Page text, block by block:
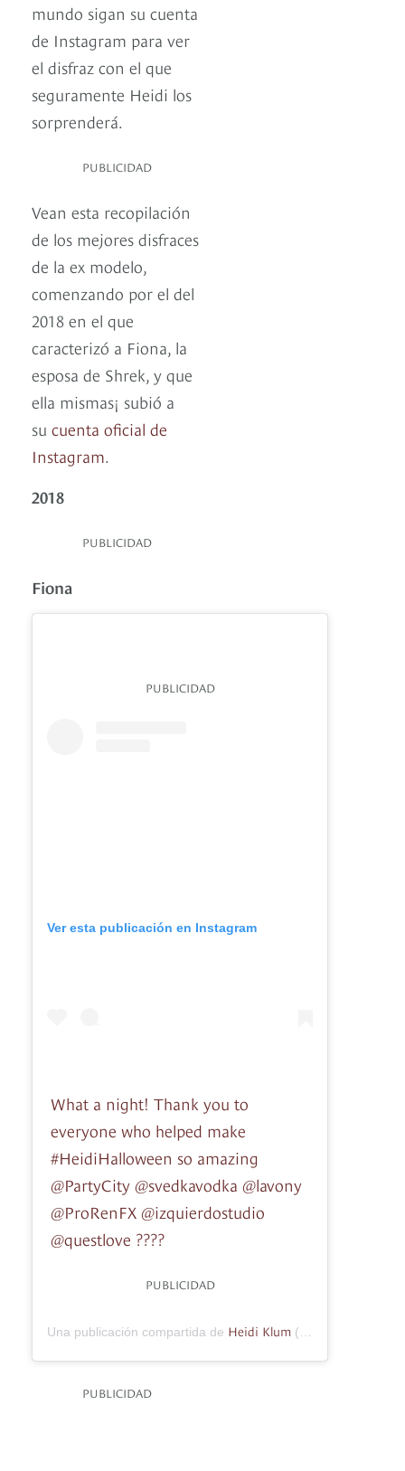
mundo sigan su cuenta
de Instagram para ver
el disfraz con el que
seguramente Heidi los
sorprenderá.
PUBLICIDAD
Vean esta recopilación
de los mejores disfraces
de la ex modelo,
comenzando por el del
2018 en el que
caracterizó a Fiona, la
esposa de Shrek, y que
ella mismas¡ subió a
su cuenta oficial de
Instagram.
2018
PUBLICIDAD
Fiona
PUBLICIDAD
Ver esta publicación en Instagram
What a night! Thank you to
everyone who helped make
#HeidiHalloween so amazing
@PartyCity @svedkavodka @lavony
@ProRenFX @izquierdostudio
@questlove ????
PUBLICIDAD
Una publicación compartida de Heidi Klum (@heidiklum) el
PUBLICIDAD